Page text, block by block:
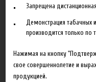
Поступление
Новинка. Новые наборы в
Партнеры
Запрещена
Демонстрация табачных
производится только по
Нажимая на кнопку
свое совершеннолетие и
продукцией.